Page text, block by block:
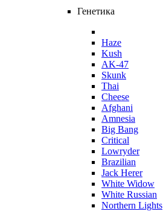
Генетика
Haze
Kush
AK-47
Skunk
Thai
Cheese
Afghani
Amnesia
Big Bang
Critical
Lowryder
Brazilian
Jack Herer
White Widow
White Russian
Northern Lights